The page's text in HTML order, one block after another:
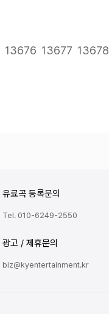
13676 13677 13678
유료곡 등록문의
Tel. 010-6249-2550
광고 / 제휴문의
biz@kyentertainment.kr